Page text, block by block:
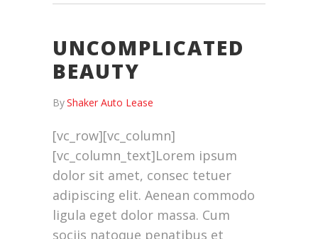
UNCOMPLICATED
BEAUTY
ByShaker Auto Lease
[vc_row][vc_column]
[vc_column_text]Lorem ipsum
dolor sit amet, consec tetuer
adipiscing elit. Aenean commodo
ligula eget dolor massa. Cum
sociis natoque penatibus et